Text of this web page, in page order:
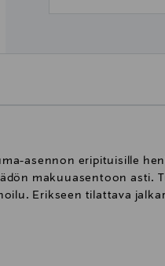
asennon eripituisille
makuuasentoon asti.
Erikseen tilattava